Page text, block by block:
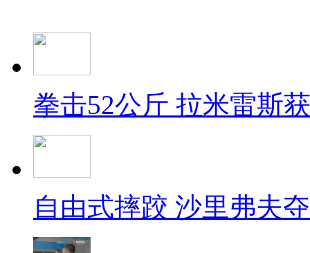
拳击52公斤 拉米雷斯
自由式摔跤 沙里弗夫